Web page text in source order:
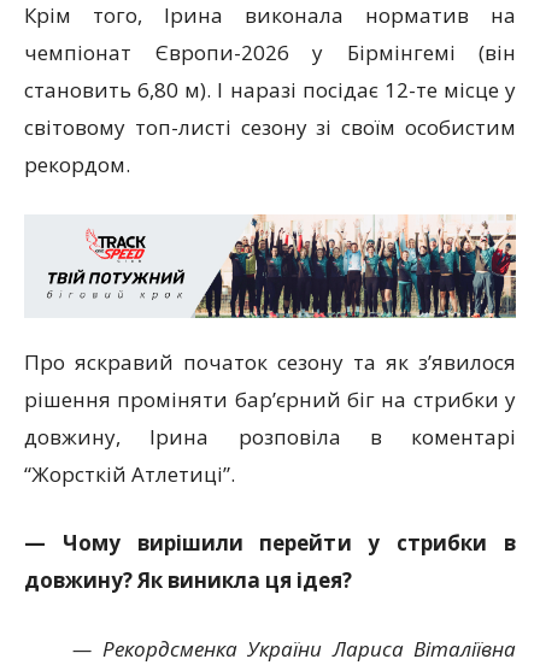
Крім того, Ірина виконала норматив на
чемпіонат Європи-2026 у Бірмінгемі (він
становить 6,80 м). І наразі посідає 12-те місце у
світовому топ-листі сезону зі своїм особистим
рекордом.
Про яскравий початок сезону та як з’явилося
рішення проміняти бар’єрний біг на стрибки у
довжину, Ірина розповіла в коментарі
“Жорсткій Атлетиці”.
— Чому вирішили перейти у стрибки в
довжину? Як виникла ця ідея?
— Рекордсменка України Лариса Віталіївна